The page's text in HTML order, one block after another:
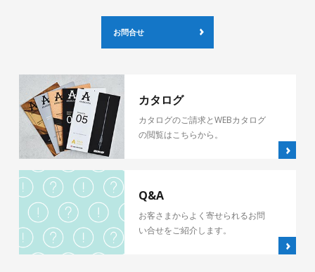
お問合せ
カタログ
カタログのご請求とWEBカタログ
の閲覧はこちらから。
Q&A
お客さまからよく寄せられるお問
い合せをご紹介します。